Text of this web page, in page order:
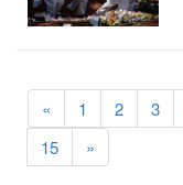
« 1 2 3
15
»